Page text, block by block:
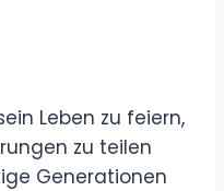
Leben zu feiern,
zu teilen
Generationen